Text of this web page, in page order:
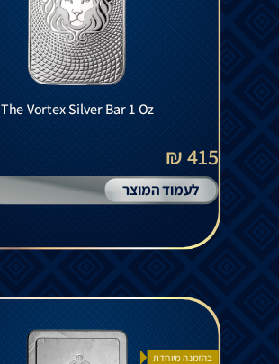
The Vortex Silver Bar 1 Oz
415 ₪
לעמוד המוצר
בהזמנה מיוחדת